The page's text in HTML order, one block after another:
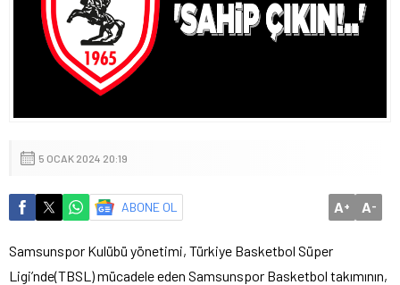
5 OCAK 2024 20:19
ABONE OL A+ A-
Samsunspor Kulübü yönetimi, Türkiye Basketbol Süper
Ligi’nde(TBSL) mücadele eden Samsunspor Basketbol takımının,